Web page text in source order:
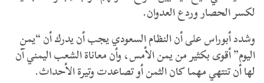
لكسر الحصار وردع العدوان.
​وشدد أبوراس على أن النظام السعودي يجب أن يدرك أن “يمن
اليوم” أقوى بكثير من يمن الأمس، وأن معاناة الشعب اليمني آن
لها أن تنتهي مهما كان الثمن أو تصاعدت وتيرة الأحداث.